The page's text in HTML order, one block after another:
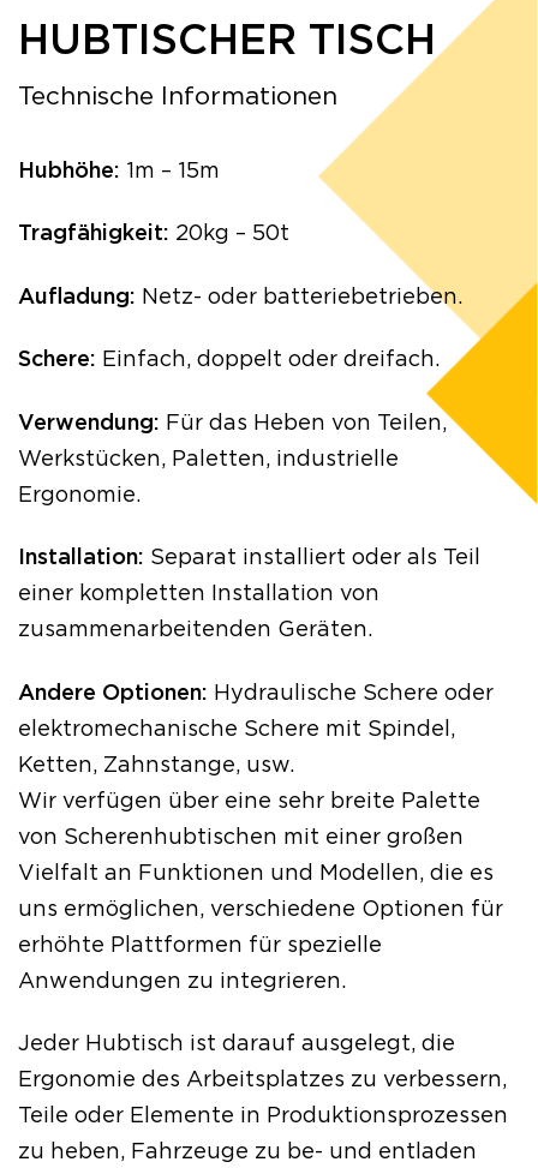
HUBTISCHER TISCH
Technische Informationen
Hubhöhe: 1m – 15m
Tragfähigkeit: 20kg – 50t
Aufladung: Netz- oder batteriebetrieben.
Schere: Einfach, doppelt oder dreifach.
Verwendung: Für das Heben von Teilen,
Werkstücken, Paletten, industrielle
Ergonomie.
Installation: Separat installiert oder als Teil
einer kompletten Installation von
zusammenarbeitenden Geräten.
Andere Optionen: Hydraulische Schere oder
elektromechanische Schere mit Spindel,
Ketten, Zahnstange, usw.
Wir verfügen über eine sehr breite Palette
von Scherenhubtischen mit einer großen
Vielfalt an Funktionen und Modellen, die es
uns ermöglichen, verschiedene Optionen für
erhöhte Plattformen für spezielle
Anwendungen zu integrieren.
Jeder Hubtisch ist darauf ausgelegt, die
Ergonomie des Arbeitsplatzes zu verbessern,
Teile oder Elemente in Produktionsprozessen
zu heben, Fahrzeuge zu be- und entladen